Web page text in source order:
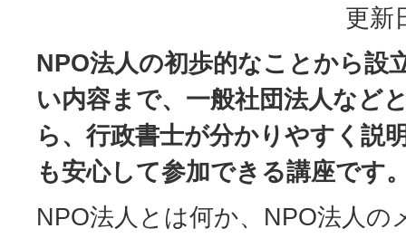
更新
NPO法人の初歩的なことから設
い内容まで、一般社団法人など
ら、行政書士が分かりやすく説
も安心して参加できる講座です
NPO法人とは何か、NPO法人の